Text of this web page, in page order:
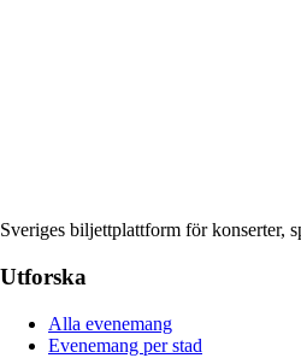
Sveriges biljettplattform för konserter,
Utforska
Alla evenemang
Evenemang per stad